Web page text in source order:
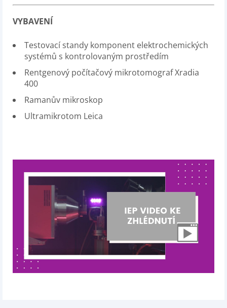
VYBAVENÍ
Testovací standy komponent elektrochemických
systémů s kontrolovaným prostředím
Rentgenový počítačový mikrotomograf Xradia
400
Ramanův mikroskop
Ultramikrotom Leica